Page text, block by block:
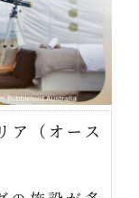
ア（オース